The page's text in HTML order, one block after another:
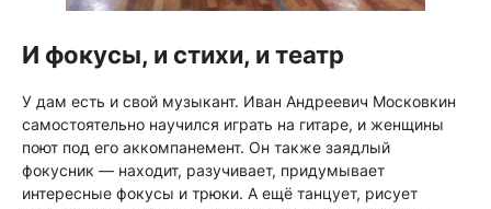
И фокусы, и стихи, и театр
У дам есть и свой музыкант. Иван Андреевич Московкин
самостоятельно научился играть на гитаре, и женщины
поют под его аккомпанемент. Он также заядлый
фокусник — находит, разучивает, придумывает
интересные фокусы и трюки. А ещё танцует, рисует